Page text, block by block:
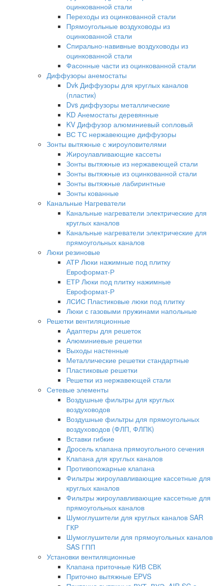
оцинкованной стали
Переходы из оцинкованной стали
Прямоугольные воздуховоды из
оцинкованной стали
Спирально-навивные воздуховоды из
оцинкованной стали
Фасонные части из оцинкованной стали
Диффузоры анемостаты
Dvk Диффузоры для круглых каналов
(пластик)
Dvs диффузоры металлические
KD Анемостаты деревянные
KV Диффузор алюминиевый сопловый
ВС ТС нержавеющие диффузоры
Зонты вытяжные с жироуловителями
Жироулавливающие кассеты
Зонты вытяжные из нержавеющей стали
Зонты вытяжные из оцинкованной стали
Зонты вытяжные лабиринтные
Зонты кованные
Канальные Нагреватели
Канальные нагреватели электрические для
круглых каналов
Канальные нагреватели электрические для
прямоугольных каналов
Люки резиновые
АТР Люки нажимные под плитку
Евроформат-Р
ЕТР Люки под плитку нажимные
Евроформат-Р
ЛСИС Пластиковые люки под плитку
Люки с газовыми пружинами напольные
Решетки вентиляционные
Адаптеры для решеток
Алюминиевые решетки
Выходы настенные
Металлические решетки стандартные
Пластиковые решетки
Решетки из нержавеющей стали
Сетевые элементы
Воздушные фильтры для круглых
воздуховодов
Воздушные фильтры для прямоугольных
воздуховодов (ФЛП, ФЛПК)
Вставки гибкие
Дросель клапана прямоугольного сечения
Клапана для круглых каналов
Противопожарные клапана
Фильтры жироулавливающие кассетные для
круглых каналов
Фильтры жироулавливающие кассетные для
прямоугольных каналов
Шумоглушители для круглых каналов SAR
ГКР
Шумоглушители для прямоугольных каналов
SAS ГПП
Установки вентиляционные
Клапана приточные КИВ СВК
Приточно вытяжные EPVS